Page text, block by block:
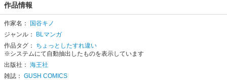
作品情報
作家名：
国谷キノ
ジャンル：
BLマンガ
作品タグ： ちょっとしたすれ違い
※システムにて自動抽出したものを表示しています
出版社： 海王社
雑誌： GUSH COMICS